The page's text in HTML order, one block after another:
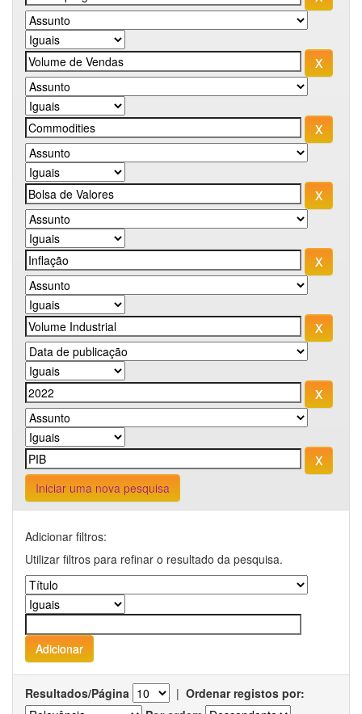
Iniciar uma nova pesquisa
Adicionar filtros:
Utilizar filtros para refinar o resultado da pesquisa.
Resultados/Página | Ordenar registos por: